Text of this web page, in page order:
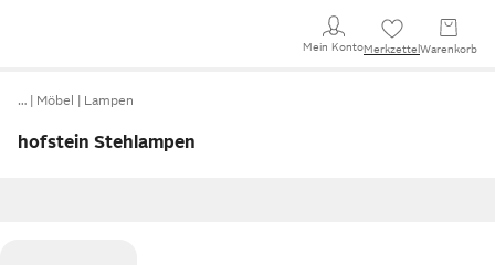
Mein KontoMerkzettel Warenkorb
… Möbel Lampen
hofstein Stehlampen